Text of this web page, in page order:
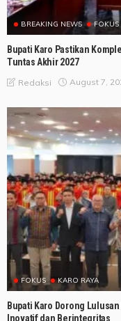
BREAKING NEWS FOKUS
Bupati Karo Pastikan
Tuntas Akhir 2027
Redaksi August 7,
FOKUS KARO RAYA
Bupati Karo Dorong
Inovatif dan Berintegritas